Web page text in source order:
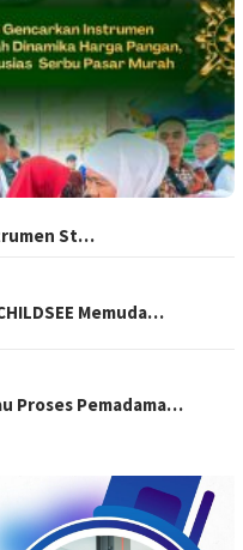
St…
Memuda…
Proses Pemadama…